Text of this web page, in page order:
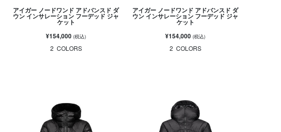
アイガー ノードワンド アドバンスド ダ
ウン インサレーション フーデッド ジャ
ケット
¥154,000(税込)
2 COLORS
アイガー ノードワンド アドバンスド ダ
ウン インサレーション フーデッド ジャ
ケット
¥154,000(税込)
2 COLORS